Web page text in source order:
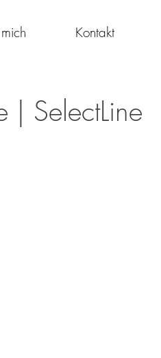
Kontakt
| SelectLine